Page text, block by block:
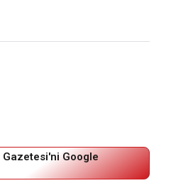
Gazetesi'ni Google